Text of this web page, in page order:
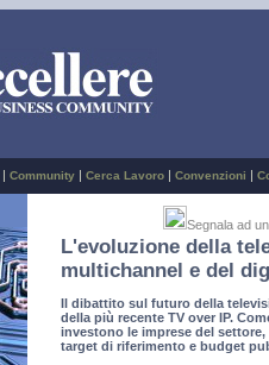
| Community | Cerca Lavoro | Convenzioni |
Segnala ad
L'evoluzione della
multichannel e del
Il dibattito sul futuro della
della più recente TV over IP.
investono le imprese del
target di riferimento e budget